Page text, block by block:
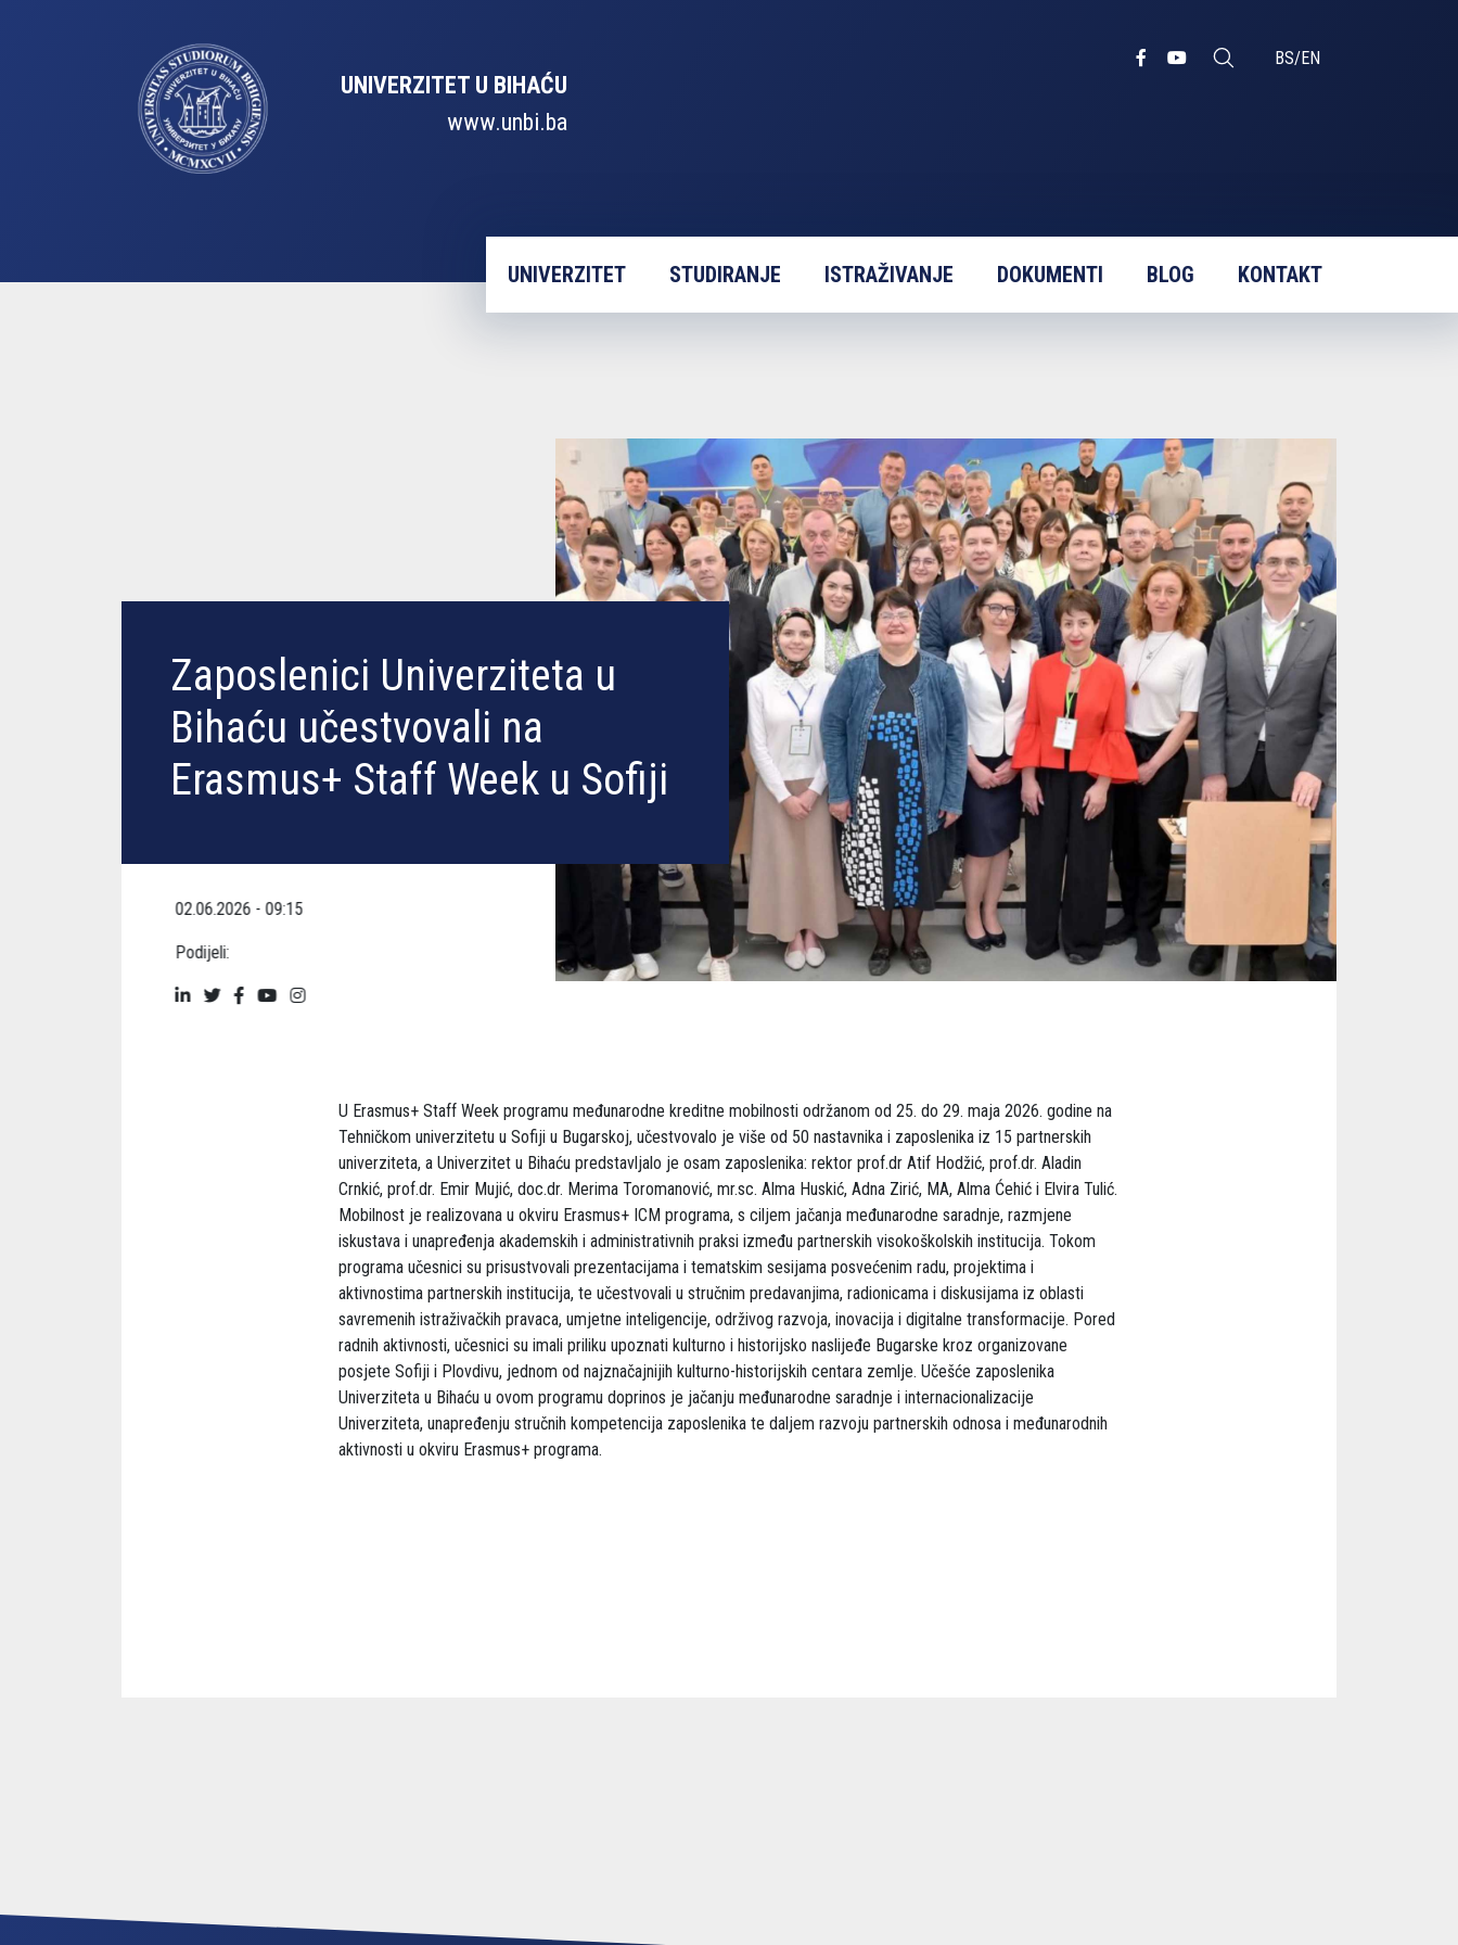
UNIVERZITET U BIHAĆU
www.unbi.ba
BS/EN
UNIVERZITET STUDIRANJE ISTRAŽIVANJE DOKUMENTI BLOG KONTAKT
Zaposlenici Univerziteta u
Bihaću učestvovali na
Erasmus+ Staff Week u Sofiji
02.06.2026 - 09:15
Podijeli:
U Erasmus+ Staff Week programu međunarodne kreditne mobilnosti održanom od 25. do 29. maja 2026. godine na
Tehničkom univerzitetu u Sofiji u Bugarskoj, učestvovalo je više od 50 nastavnika i zaposlenika iz 15 partnerskih
univerziteta, a Univerzitet u Bihaću predstavljalo je osam zaposlenika: rektor prof.dr Atif Hodžić, prof.dr. Aladin
Crnkić, prof.dr. Emir Mujić, doc.dr. Merima Toromanović, mr.sc. Alma Huskić, Adna Zirić, MA, Alma Ćehić i Elvira Tulić.
Mobilnost je realizovana u okviru Erasmus+ ICM programa, s ciljem jačanja međunarodne saradnje, razmjene
iskustava i unapređenja akademskih i administrativnih praksi između partnerskih visokoškolskih institucija. Tokom
programa učesnici su prisustvovali prezentacijama i tematskim sesijama posvećenim radu, projektima i
aktivnostima partnerskih institucija, te učestvovali u stručnim predavanjima, radionicama i diskusijama iz oblasti
savremenih istraživačkih pravaca, umjetne inteligencije, održivog razvoja, inovacija i digitalne transformacije. Pored
radnih aktivnosti, učesnici su imali priliku upoznati kulturno i historijsko naslijeđe Bugarske kroz organizovane
posjete Sofiji i Plovdivu, jednom od najznačajnijih kulturno-historijskih centara zemlje. Učešće zaposlenika
Univerziteta u Bihaću u ovom programu doprinos je jačanju međunarodne saradnje i internacionalizacije
Univerziteta, unapređenju stručnih kompetencija zaposlenika te daljem razvoju partnerskih odnosa i međunarodnih
aktivnosti u okviru Erasmus+ programa.